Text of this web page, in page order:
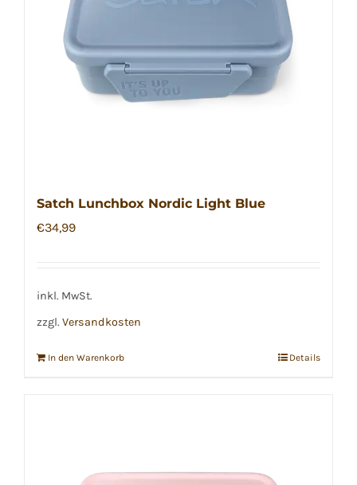
Satch Lunchbox Nordic Light Blue
€34,99
inkl. MwSt.
zzgl. Versandkosten
In den Warenkorb Details